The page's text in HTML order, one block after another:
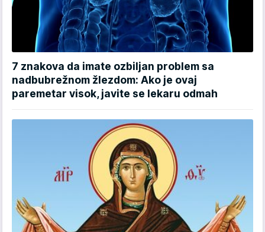
7 znakova da imate ozbiljan problem sa
nadbubrežnom žlezdom: Ako je ovaj
paremetar visok, javite se lekaru odmah